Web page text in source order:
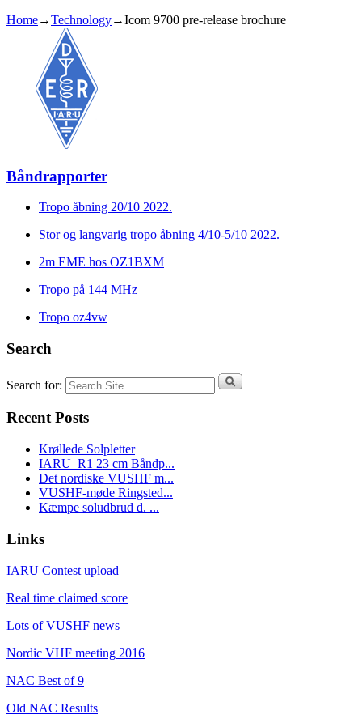
Home→Technology→Icom 9700 pre-release brochure
Båndrapporter
Tropo åbning 20/10 2022.
Stor og langvarig tropo åbning 4/10-5/10 2022.
2m EME hos OZ1BXM
Tropo på 144 MHz
Tropo oz4vw
Search
Search for:
Recent Posts
Krøllede Solpletter
IARU_R1 23 cm Båndp...
Det nordiske VUSHF m...
VUSHF-møde Ringsted...
Kæmpe soludbrud d. ...
Links
IARU Contest upload
Real time claimed score
Lots of VUSHF news
Nordic VHF meeting 2016
NAC Best of 9
Old NAC Results